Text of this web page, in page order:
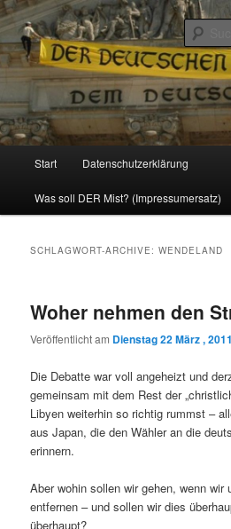
Reizzentrum
Politik, Wirtschaft, Soziales und
Zum
Inhalt
Zum
sekundären
Start Datenschutzerklärung
Was soll DER Mist? (Impressumersatz)
SCHLAGWORT-ARCHIVE:WENDELAND
Woher nehmen den
Veröffentlicht am Dienstag 22 März , 2011
Die Debatte war voll angeheizt und
gemeinsam mit dem Rest der
Libyen weiterhin so richtig rummst –
aus Japan, die den Wähler an die
erinnern.
Aber wohin sollen wir gehen, wenn wir
entfernen – und sollen wir dies
überhaupt?